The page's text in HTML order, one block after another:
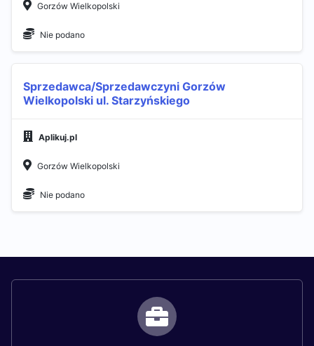
Gorzów Wielkopolski
Nie podano
Sprzedawca/Sprzedawczyni Gorzów
Wielkopolski ul. Starzyńskiego
Aplikuj.pl
Gorzów Wielkopolski
Nie podano